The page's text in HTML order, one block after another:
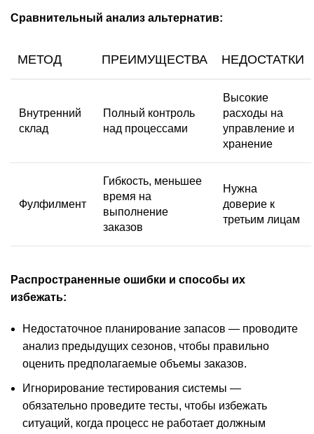
Сравнительный анализ альтернатив:
МЕТОД ПРЕИМУЩЕСТВА НЕДОСТАТКИ
Внутренний
склад
Полный контроль
над процессами
Высокие
расходы на
управление и
хранение
Фулфилмент
Гибкость, меньшее
время на
выполнение
заказов
Нужна
доверие к
третьим лицам
Распространенные ошибки и способы их
избежать:
Недостаточное планирование запасов — проводите
анализ предыдущих сезонов, чтобы правильно
оценить предполагаемые объемы заказов.
Игнорирование тестирования системы —
обязательно проведите тесты, чтобы избежать
ситуаций, когда процесс не работает должным